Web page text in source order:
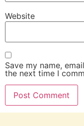
Website
Save my name,
the next time I